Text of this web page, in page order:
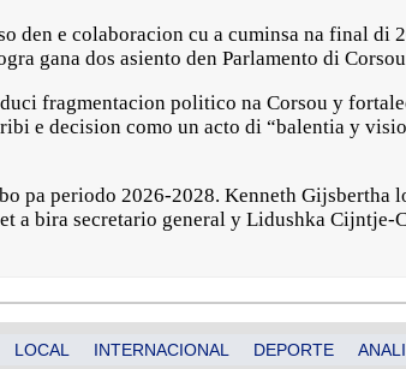
den e colaboracion cu a cuminsa na final di
gana dos asiento den Parlamento di
fragmentacion politico na Corsou y
e decision como un acto di “balentia y
pa periodo 2026-2028. Kenneth Gijsbertha
a bira secretario general y Lidushka Cijntje-
LOCAL INTERNACIONAL DEPORTE